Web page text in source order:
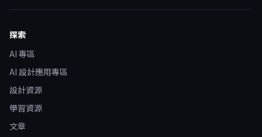
探索
AI 專區
AI 設計應用專區
設計資源
學習資源
文章